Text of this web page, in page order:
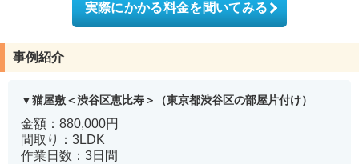
実際にかかる料金を聞いてみる
事例紹介
猫屋敷＜渋谷区恵比寿＞（東京都渋谷区の部屋片付け）
金額：880,000円
間取り：3LDK
作業日数：3日間